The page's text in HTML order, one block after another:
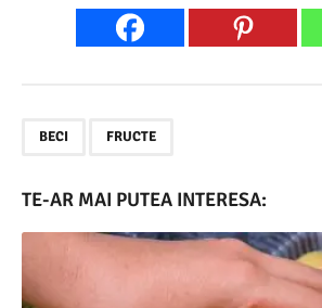
BECI FRUCTE
TE-AR MAI PUTEA INTERESA: